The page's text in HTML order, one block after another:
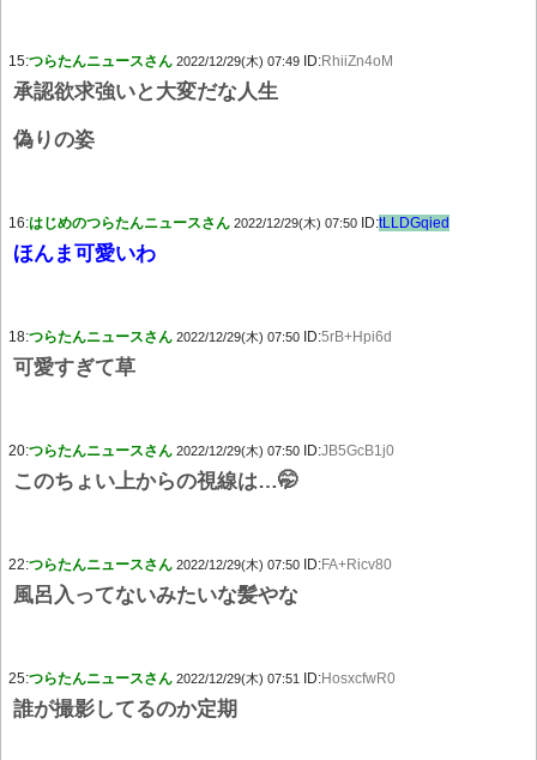
15:つらたんニュースさん 2022/12/29(木) 07:49 ID:RhiiZn4oM
承認欲求強いと大変だな人生
偽りの姿
16:はじめのつらたんニュースさん 2022/12/29(木) 07:50 ID:tLLDGqied
ほんま可愛いわ
18:つらたんニュースさん 2022/12/29(木) 07:50 ID:5rB+Hpi6d
可愛すぎて草
20:つらたんニュースさん 2022/12/29(木) 07:50 ID:JB5GcB1j0
このちょい上からの視線は…🤭
22:つらたんニュースさん 2022/12/29(木) 07:50 ID:FA+Ricv80
風呂入ってないみたいな髪やな
25:つらたんニュースさん 2022/12/29(木) 07:51 ID:HosxcfwR0
誰が撮影してるのか定期